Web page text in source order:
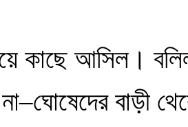
কাছে আসিল।
বাড়ী